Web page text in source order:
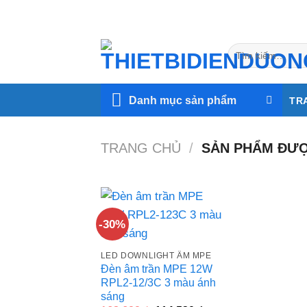
Tìm
kiếm:
Danh mục sản phẩm
TRANG CHỦ / SẢN PHẨM
-30%
LED DOWNLIGHT ÂM MPE
Đèn âm trần MPE 12W
RPL2-12/3C 3 màu ánh
sáng